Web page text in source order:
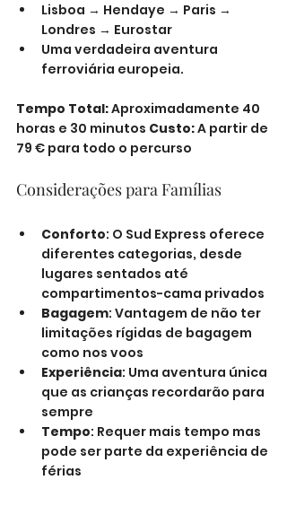
Lisboa → Hendaye → Paris →
Londres → Eurostar
Uma verdadeira aventura
ferroviária europeia.
Tempo Total: Aproximadamente 40
horas e 30 minutos Custo: A partir de
79 € para todo o percurso
Considerações para Famílias
Conforto: O Sud Express oferece
diferentes categorias, desde
lugares sentados até
compartimentos-cama privados
Bagagem: Vantagem de não ter
limitações rígidas de bagagem
como nos voos
Experiência: Uma aventura única
que as crianças recordarão para
sempre
Tempo: Requer mais tempo mas
pode ser parte da experiência de
férias